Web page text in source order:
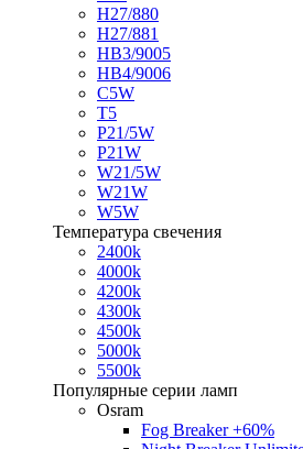
H27/880
H27/881
HB3/9005
HB4/9006
C5W
T5
P21/5W
P21W
W21/5W
W21W
W5W
Температура свечения
2400k
4000k
4200k
4300k
4500k
5000k
5500k
Популярные серии ламп
Osram
Fog Breaker +60%